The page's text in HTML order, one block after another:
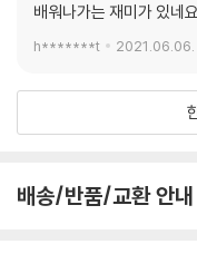
거품 논란의 미국 기술주,
[TIP] 주식투자 시작할 때
AI? IOT? 5G, 빅데이터?
4차산업을 관통하는 것은
38 전 세계 배터리&리튬 ‘
배워나가는 재미가 있네
h*******t 2021.06.06.
배송/반품/교환 안내